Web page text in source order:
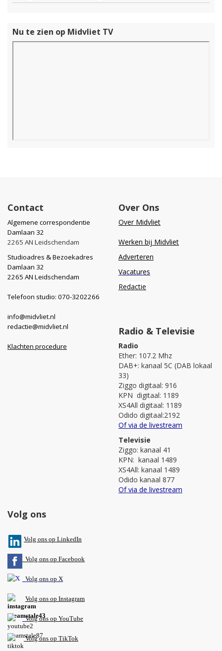
Nu te zien op Midvliet TV
Contact
Algemene correspondentie
Damlaan 32
2265 AN Leidschendam
Studioadres & Bezoekadres
Damlaan 32
2265 AN Leidschendam
Telefoon studio: 070-3202266
info@midvliet.nl
redactie@midvliet.nl
Klachten procedure
Over Ons
Over Midvliet
Werken bij Midvliet
Adverteren
Vacatures
Redactie
Radio & Televisie
Radio
Ether: 107.2 Mhz
DAB+: kanaal 5C (DAB lokaal
33)
Ziggo digitaal: 916
KPN digitaal: 1189
XS4All digitaal: 1189
Odido digitaal:2192
Of via de livestream
Televisie
Ziggo: kanaal 41
KPN: kanaal 1489
XS4All: kanaal 1489
Odido kanaal 877
Of via de livestream
Volg ons
Volg ons op LinkedIn
Volg ons op Facebook
Volg ons op X
Volg ons op Instagram
Volgons op YouTube
Volg ons op TikTok